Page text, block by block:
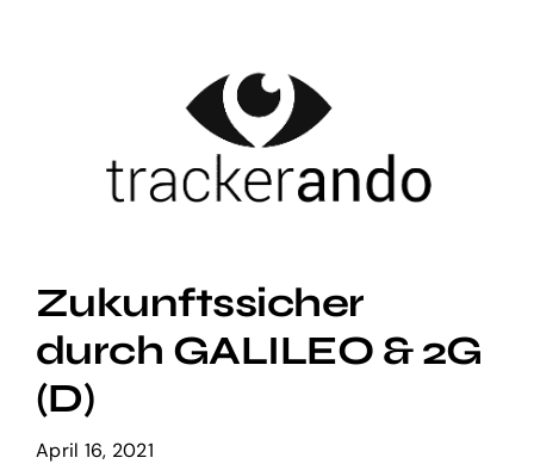
Zukunftssicher
durch GALILEO & 2G
(D)
April 16, 2021